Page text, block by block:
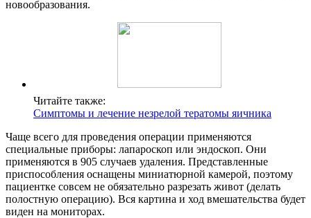
новообразования.
Читайте также:
Симптомы и лечение незрелой тератомы яичника
Чаще всего для проведения операции применяются
специальные приборы: лапароскоп или эндоскоп. Они
применяются в 905 случаев удаления. Представленные
приспособления оснащены миниатюрной камерой, поэтому
пациентке совсем не обязательно разрезать живот (делать
полостную операцию). Вся картина и ход вмешательства будет
виден на мониторах.